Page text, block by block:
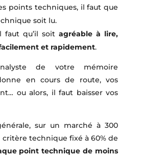
points techniques, il faut que
soit lu.
faut qu’il soitagréable à lire,
et rapidement.
de votre mémoire
en cours de route, vos
ou alors, il faut baisser vos
sur un marché à 300
critère technique fixé à 60% de
point technique de moins